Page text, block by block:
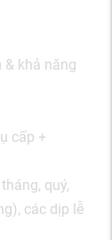
& khả năng
cấp +
quý,
các dịp lễ